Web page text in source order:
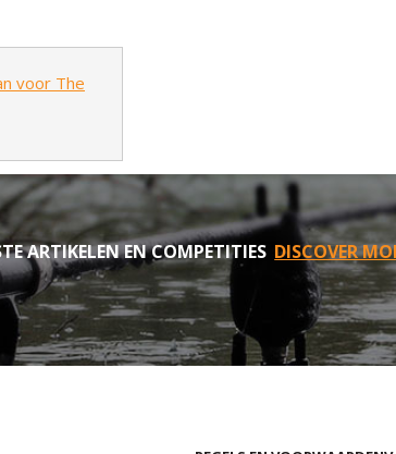
voor The
ARTIKELEN EN COMPETITIES DISCOVER